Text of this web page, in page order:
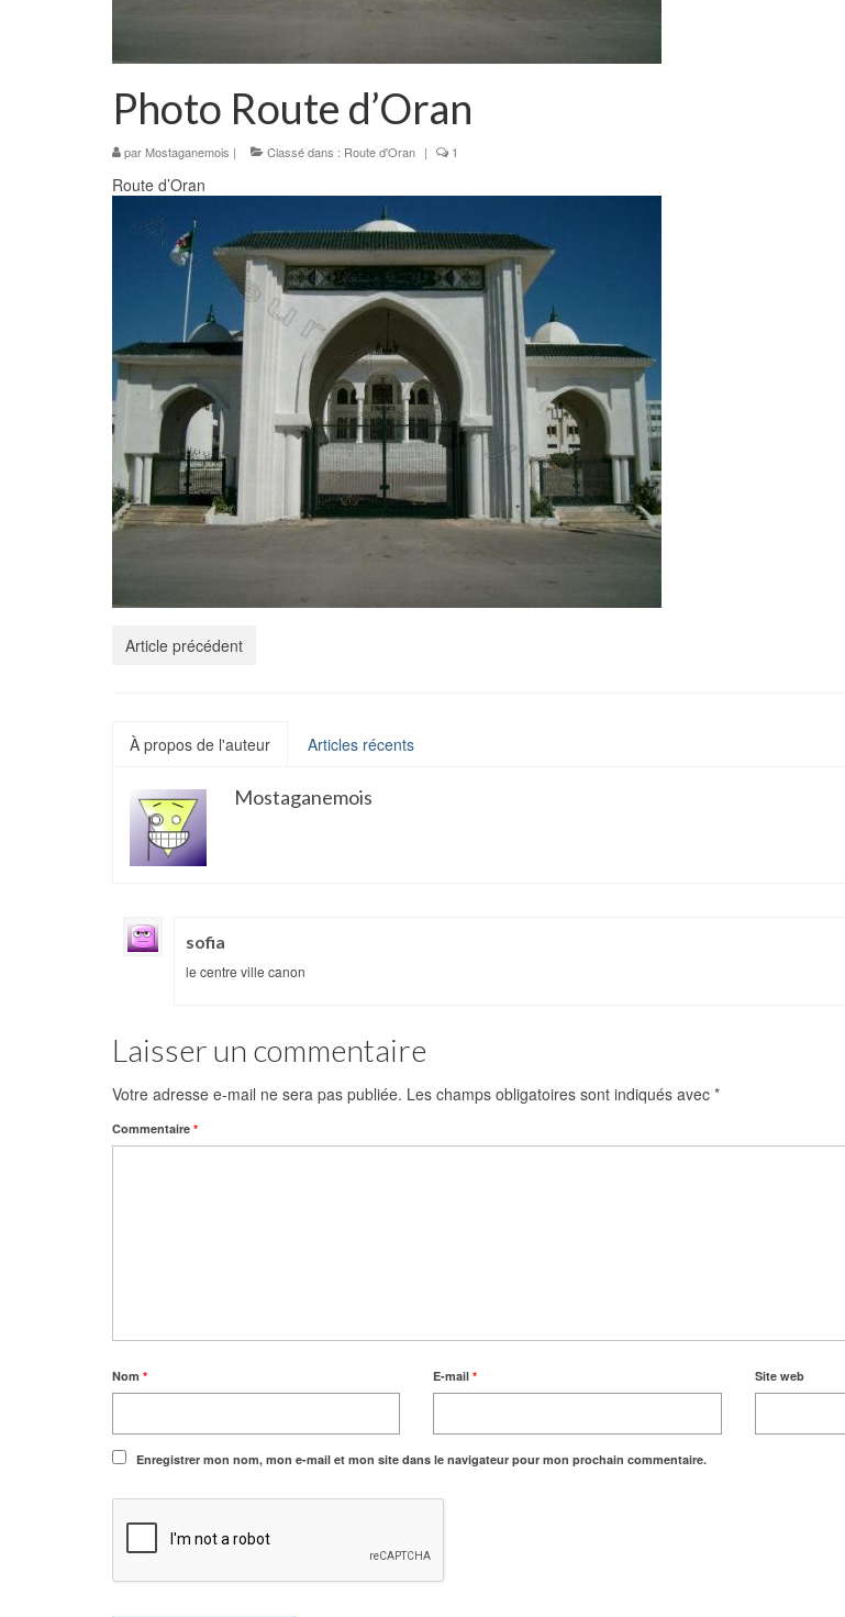
Photo Route d’Oran
parMostaganemois | Classé dans : Route d'Oran | 1
Route d’Oran
Article précédent
À propos de l'auteur Articles récents
Mostaganemois
sofia
le centre ville canon
Laisser un commentaire
Votre adresse e-mail ne sera pas publiée. Les champs obligatoires sont indiqués avec *
Commentaire *
Nom * E-mail* Site web
Enregistrer mon nom, mon e-mail et mon site dans le navigateur pour mon prochain commentaire.